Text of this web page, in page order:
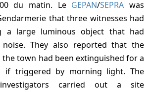
du matin. Le GEPAN/SEPRA was
that three witnesses had
a large luminous object that had
They also reported that the
town had been extinguished for a
if triggered by morning light. The
carried out a site